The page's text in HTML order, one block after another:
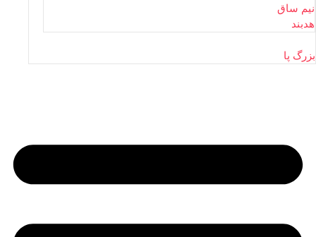
نیم ساق
هدبند
بزرگ پا